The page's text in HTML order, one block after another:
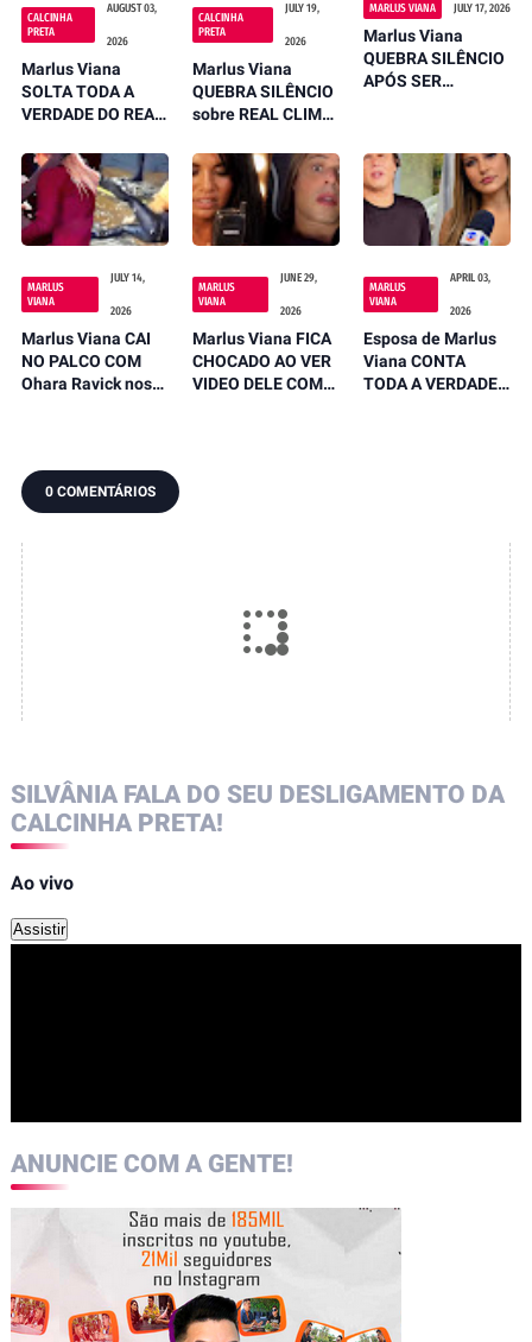
CALCINHA
PRETA
AUGUST 03,
2026
Marlus Viana
SOLTA TODA A
VERDADE DO REAL
VOLTADO PRA
CALCINHA PRETA
APÓS DIZER QUE
NÃO VOLTARIA
CALCINHA
PRETA
JULY 19,
2026
Marlus Viana
QUEBRA SILÊNCIO
sobre REAL CLIMA
PRETA após
receber GRAVES
ACUSAÇÕES
MARLUS VIANA JULY 17, 2026
Marlus Viana
QUEBRA SILÊNCIO
APÓS SER
PARA SILVÂNIA
AQUINO
MARLUS
VIANA
JULY 14,
2026
Marlus Viana CAI
NO PALCO COM
Ohara Ravick nos
MARLUS
VIANA
JUNE 29,
2026
Marlus Viana FICA
CHOCADO AO VER
VIDEO DELE COM
MARLUS
VIANA
APRIL 03,
2026
Esposa de Marlus
Viana CONTA
TODA A VERDADE
0 COMENTÁRIOS
SILVÂNIA FALA DO SEU DESLIGAMENTO DA
CALCINHA PRETA!
Ao vivo
Assistir
ANUNCIE COM A GENTE!